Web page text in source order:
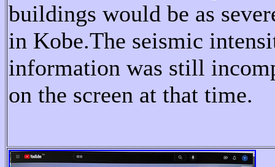
buildings would be as
in Kobe.The seismic
information was still
on the screen at that time.